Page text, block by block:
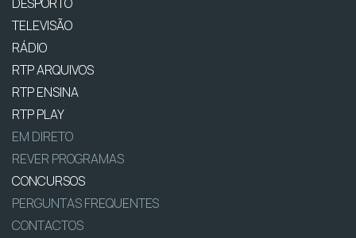
TELEVISÃO
RÁDIO
RTP ARQUIVOS
RTP ENSINA
RTP PLAY
EM DIRETO
REVER PROGRAMAS
CONCURSOS
PERGUNTAS FREQUENTES
CONTACTOS